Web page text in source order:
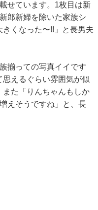
せています。1枚目は新
郎新婦を除いた家族シ
くなった〜!!」と長男夫
揃っての写真イイです
えるぐらい雰囲気が似
た「りんちゃんもしか
えそうですね」と、長